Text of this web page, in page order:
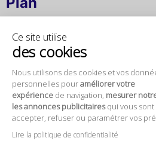
Ce site utilise
des cookies
Nous utilisons des cookies et vos
personnelles pouraméliorer votre
expérience de navigation, mesurer
les annonces publicitairesqui vous sont
accepter, refuser ou paramétrer vos
Lire la politique de confidentialité
Adresse